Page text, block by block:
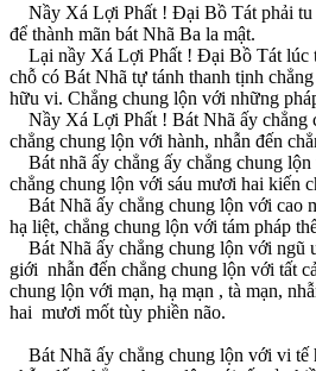
Nầy Xá Lợi Phất ! Ðại Bồ Tát phải tu
để thành mãn bát Nhã Ba la mật.
Lại nầy Xá Lợi Phất ! Ðại Bồ Tát lúc
chỗ có Bát Nhã tự tánh thanh tịnh
hữu vi. Chẳng chung lộn với những
Nầy Xá Lợi Phất ! Bát Nhã ấy chẳng
chẳng chung lộn với hành, nhẫn đến
Bát nhã ấy chẳng ấy chẳng chung lộn
chẳng chung lộn với sáu mươi hai kiến
Bát Nhã ấy chẳng chung lộn với cao
hạ liệt, chẳng chung lộn với tám pháp
Bát Nhã ấy chẳng chung lộn với ngũ
giới nhẫn đến chẳng chung lộn với tất
chung lộn với mạn, hạ mạn , tà mạn,
hai mươi mốt tùy phiền não.
Bát Nhã ấy chẳng chung lộn với vi tế